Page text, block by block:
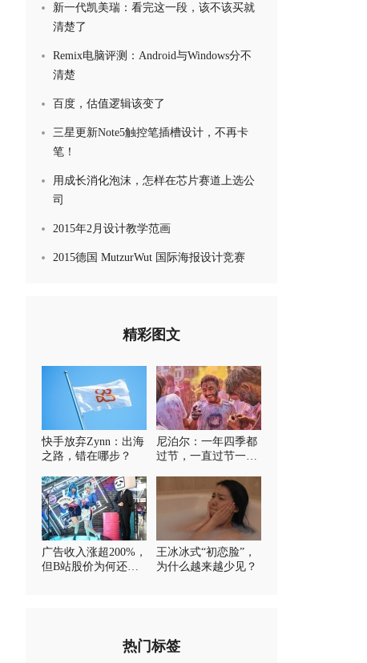
新一代凯美瑞：看完这一段，该不该买就
清楚了
Remix电脑评测：Android与Windows分不
清楚
百度，估值逻辑该变了
三星更新Note5触控笔插槽设计，不再卡
笔！
用成长消化泡沫，怎样在芯片赛道上选公
司
2015年2月设计教学范画
2015德国 MutzurWut 国际海报设计竞赛
精彩图文
快手放弃Zynn：出海
之路，错在哪步？
尼泊尔：一年四季都
过节，一直过节一直
广告收入涨超200%，
但B站股价为何还是
王冰冰式“初恋脸”，
为什么越来越少见？
热门标签